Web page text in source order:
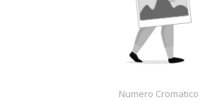
Numero Cromatico